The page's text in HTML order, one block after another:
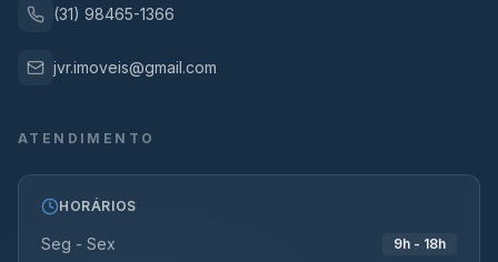
(31) 98465-1366
jvr.imoveis@gmail.com
ATENDIMENTO
HORÁRIOS
Seg - Sex 9h - 18h